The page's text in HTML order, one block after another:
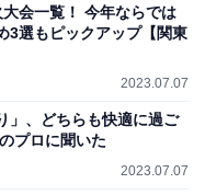
会一覧！ 今年ならでは
3選もピックアップ【関東
2023.07.07
」、どちらも快適に過ご
プロに聞いた
2023.07.07